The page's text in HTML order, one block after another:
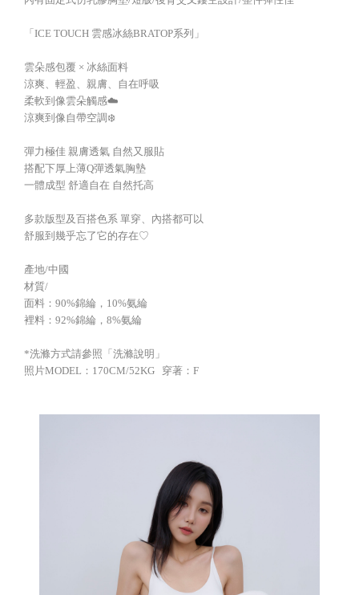
「ICE TOUCH 雲感冰絲BRATOP系列」
雲朵感包覆 × 冰絲面料
涼爽、輕盈、親膚、自在呼吸
柔軟到像雲朵觸感☁️
涼爽到像自帶空調❄️
彈力極佳 親膚透氣 自然又服貼
搭配下厚上薄Q彈透氣胸墊
一體成型 舒適自在 自然托高
多款版型及百搭色系 單穿、內搭都可以
舒服到幾乎忘了它的存在♡
產地/中國
材質/
面料：90%錦綸，10%氨綸
裡料：92%錦綸，8%氨綸
*洗滌方式請參照「洗滌說明」
照片MODEL：170CM/52KG 穿著：F